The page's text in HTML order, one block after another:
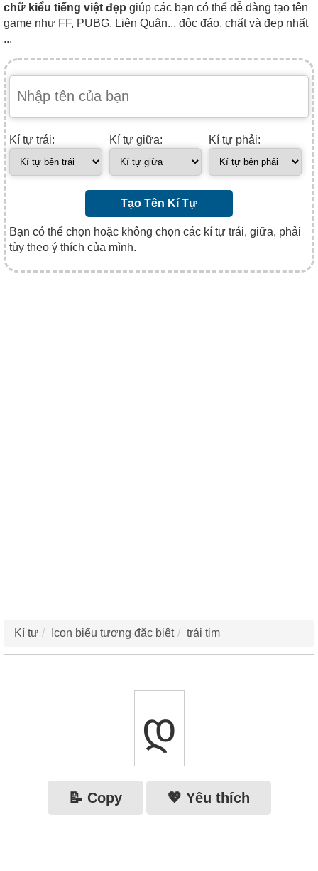
chữ kiểu tiếng việt đẹp giúp các bạn có thể dễ dàng tạo tên
game như FF, PUBG, Liên Quân... độc đáo, chất và đẹp nhất
...
Kí tự trái: Kí tự giữa: Kí tự phải:
Tạo Tên Kí Tự
Bạn có thể chọn hoặc không chọn các kí tự trái, giữa, phải
tùy theo ý thích của mình.
Kí tự Icon biểu tượng đặc biệt trái tim
დ
📝 Copy 💖 Yêu thích